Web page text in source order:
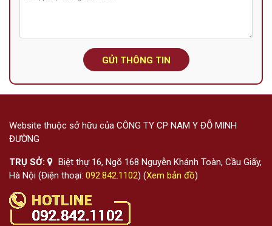
GỬI THÔNG TIN
Website thuộc sở hữu của CÔNG TY CP NAM Y ĐỖ MINH
ĐƯỜNG
TRỤ SỞ:
Biệt thự 16, Ngõ 168 Nguyễn Khánh Toàn, Cầu Giấy,
Hà Nội (Điện thoại: 092.842.1102) (Xem bản đồ)